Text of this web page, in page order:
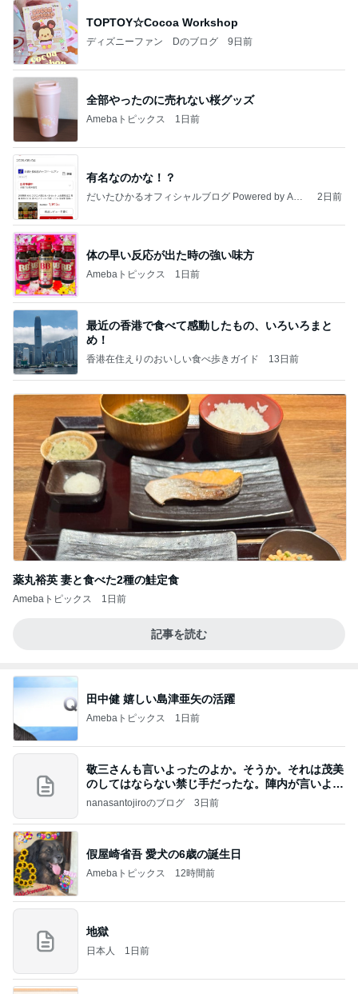
TOPTOY☆Cocoa Workshop
ディズニーファン Dのブログ 9日前
全部やったのに売れない桜グッズ
Amebaトピックス 1日前
有名なのかな！？
だいたひかるオフィシャルブログ Powered by Ame
2日前
体の早い反応が出た時の強い味方
Amebaトピックス 1日前
最近の香港で食べて感動したもの、いろいろまと
め！
香港在住えりのおいしい食べ歩きガイド 13日前
薬丸裕英 妻と食べた2種の鮭定食
Amebaトピックス 1日前
記事を読む
田中健 嬉しい島津亜矢の活躍
Amebaトピックス 1日前
敬三さんも言いよったのよか。そうか。それは茂美
のしてはならない禁じ手だったな。陣内が言いよる
のよ
nanasantojiroのブログ 3日前
假屋崎省吾 愛犬の6歳の誕生日
Amebaトピックス 12時間前
地獄
日本人 1日前